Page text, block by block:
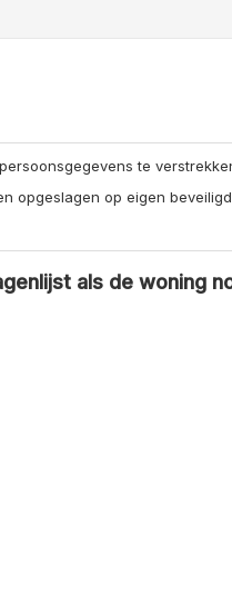
te
opgeslagen op eigen
als de woning